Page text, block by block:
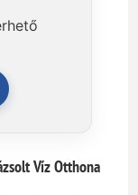
Víz Otthona